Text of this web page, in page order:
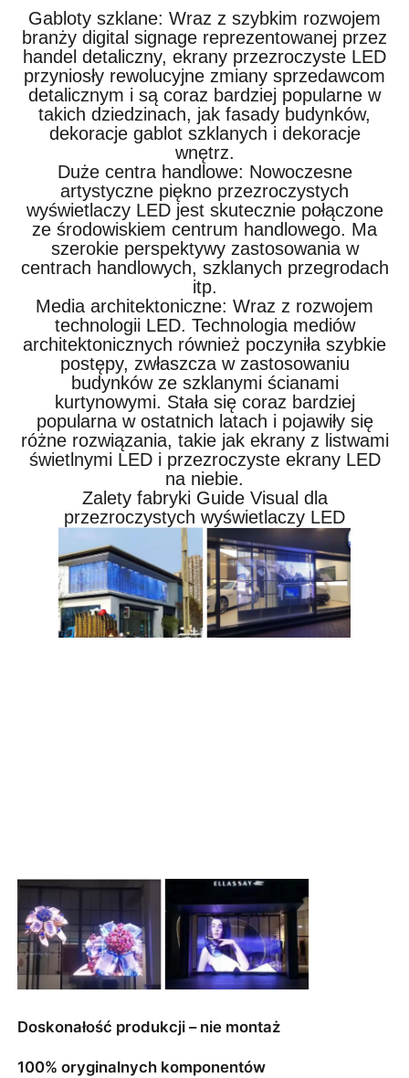
Gabloty szklane: Wraz z szybkim rozwojem
branży digital signage reprezentowanej przez
handel detaliczny, ekrany przezroczyste LED
przyniosły rewolucyjne zmiany sprzedawcom
detalicznym i są coraz bardziej popularne w
takich dziedzinach, jak fasady budynków,
dekoracje gablot szklanych i dekoracje
wnętrz.
Duże centra handlowe: Nowoczesne
artystyczne piękno przezroczystych
wyświetlaczy LED jest skutecznie połączone
ze środowiskiem centrum handlowego. Ma
szerokie perspektywy zastosowania w
centrach handlowych, szklanych przegrodach
itp.
Media architektoniczne: Wraz z rozwojem
technologii LED. Technologia mediów
architektonicznych również poczyniła szybkie
postępy, zwłaszcza w zastosowaniu
budynków ze szklanymi ścianami
kurtynowymi. Stała się coraz bardziej
popularna w ostatnich latach i pojawiły się
różne rozwiązania, takie jak ekrany z listwami
świetlnymi LED i przezroczyste ekrany LED
na niebie.
Zalety fabryki Guide Visual dla
przezroczystych wyświetlaczy LED
Doskonałość produkcji – nie montaż
100% oryginalnych komponentów